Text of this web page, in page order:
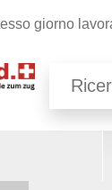
giorno
Sul